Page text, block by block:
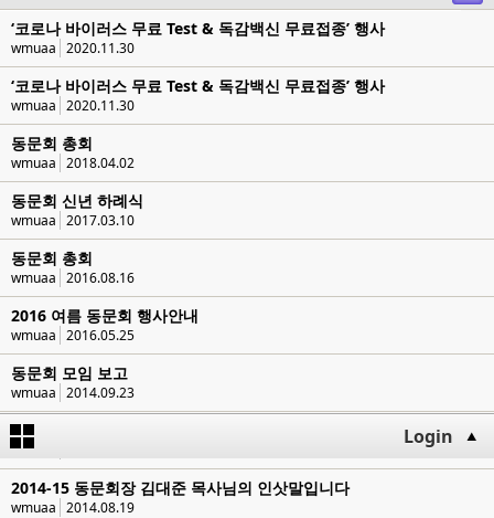
‘코로나 바이러스 무료 Test & 독감백신 무료접종’ 행사
wmuaa 2020.11.30
‘코로나 바이러스 무료 Test & 독감백신 무료접종’ 행사
wmuaa 2020.11.30
동문회 총회
wmuaa 2018.04.02
동문회 신년 하례식
wmuaa 2017.03.10
동문회 총회
wmuaa 2016.08.16
2016 여름 동문회 행사안내
wmuaa 2016.05.25
동문회 모임 보고
wmuaa 2014.09.23
동문회 구성을 위한 준비 모임 진행내용.
wmuaa
2014-15 동문회장 김대준 목사님의 인삿말입니다
wmuaa 2014.08.19
Login